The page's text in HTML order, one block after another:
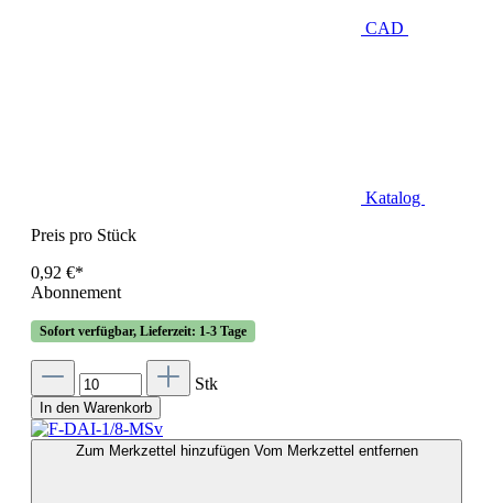
CAD
Katalog
Preis pro Stück
0,92 €*
Abonnement
Sofort verfügbar, Lieferzeit: 1-3 Tage
Stk
In den Warenkorb
Zum Merkzettel hinzufügen Vom Merkzettel entfernen